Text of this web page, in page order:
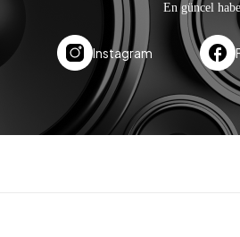
En güncel
Instagram